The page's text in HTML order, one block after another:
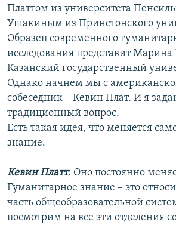
Платтом из университета
Ушакиным из Принстонского
Образец современного
исследования представит
Казанский государственный
Однако начнем мы с
собеседник – Кевин Плат. И я
традиционный вопрос.
Есть такая идея, что меняется
знание.
Кевин Платт: Оно постоянно
Гуманитарное знание – это
часть общеобразовательной
посмотрим на все эти отделения